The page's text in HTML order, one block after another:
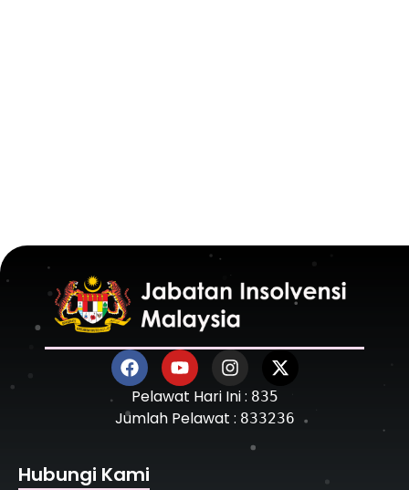
Pelawat Hari Ini : 835
Jumlah Pelawat : 833236
Hubungi Kami